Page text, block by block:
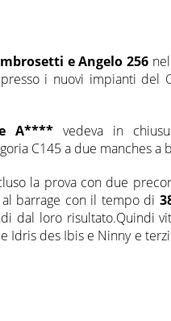
e Angelo 256
i nuovi impianti del
A**** vedeva in
C145 a due manches a
la prova con due
barrage con il tempo di
dal loro risultato.Quindi
Idris des Ibis e Ninny e